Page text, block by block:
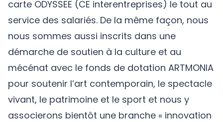
carte ODYSSEE (CE interentreprises) le tout au
service des salariés. De la même façon, nous
nous sommes aussi inscrits dans une
démarche de soutien à la culture et au
mécénat avec le fonds de dotation ARTMONIA
pour soutenir l’art contemporain, le spectacle
vivant, le patrimoine et le sport et nous y
associerons bientôt une branche « innovation